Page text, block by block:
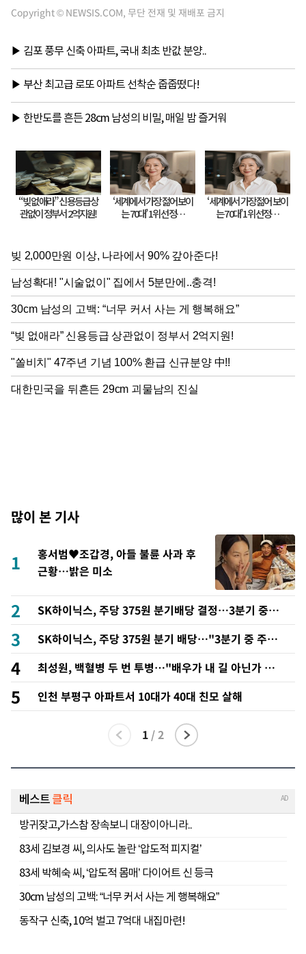
Copyright © NEWSIS.COM, 무단 전재 및 재배포 금지
많이 본 기사
1
홍서범♥조갑경, 아들 불륜 사과 후
근황…밝은 미소
2
SK하이닉스, 주당 375원 분기배당 결정…3분기 중 추
가 주주환원 발표
3
SK하이닉스, 주당 375원 분기 배당…"3분기 중 주주
환원 방안 확정"
4
최성원, 백혈병 두 번 투병…"배우가 내 길 아닌가 싶
었다"
5 인천 부평구 아파트서 10대가 40대 친모 살해
1 /2